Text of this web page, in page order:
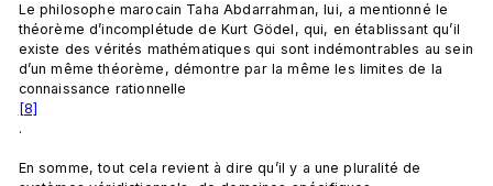
Le philosophe marocain Taha Abdarrahman, lui, a mentionné le
théorème d’incomplétude de Kurt Gödel, qui, en établissant qu’il
existe des vérités mathématiques qui sont indémontrables au sein
d’un même théorème, démontre par la même les limites de la
connaissance rationnelle
[8]
.
En somme, tout cela revient à dire qu’il y a une pluralité de